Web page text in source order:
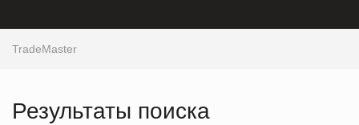
TradeMaster
Результаты поиска